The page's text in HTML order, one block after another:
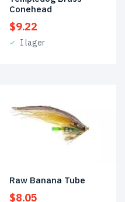
Conehead
$9.22
I lager
Raw Banana Tube
$8.05